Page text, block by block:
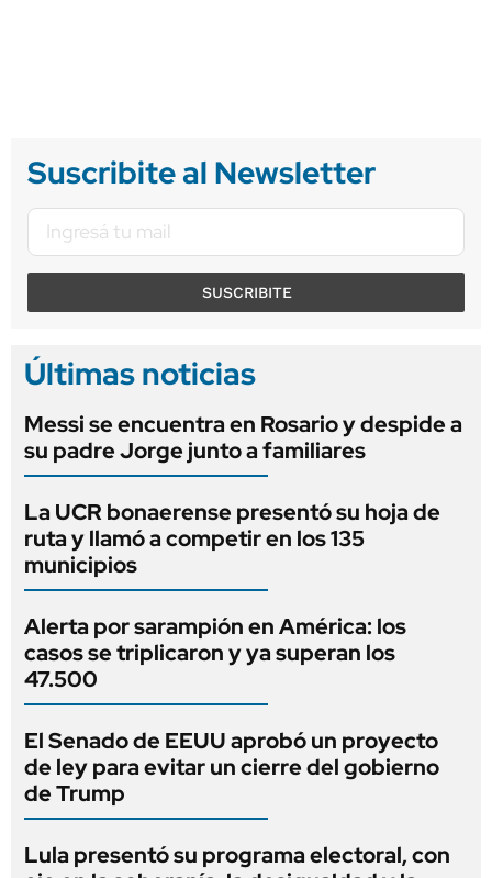
Suscribite al Newsletter
SUSCRIBITE
Últimas noticias
Messi se encuentra en Rosario y despide a
su padre Jorge junto a familiares
La UCR bonaerense presentó su hoja de
ruta y llamó a competir en los 135
municipios
Alerta por sarampión en América: los
casos se triplicaron y ya superan los
47.500
El Senado de EEUU aprobó un proyecto
de ley para evitar un cierre del gobierno
de Trump
Lula presentó su programa electoral, con